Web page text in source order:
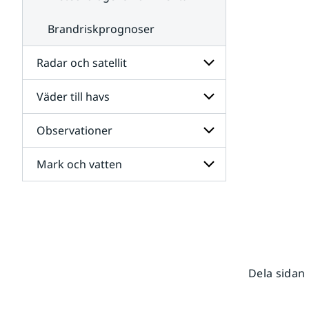
Brandriskprognoser
Radar och satellit
Undersidor
för
Radar
och
satellit
Väder till havs
Undersidor
för
Väder
till
havs
Observationer
Undersidor
för
Mark och vatten
Dela sidan